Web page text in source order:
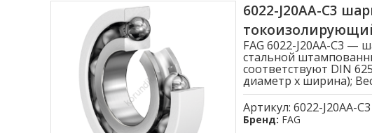
6022-J20AA-C3
FAG 6022-J20AA-C3
стальной
соответствуют DIN
диаметр x ширина);
Артикул: 6022-J20AA-
Бренд: FAG